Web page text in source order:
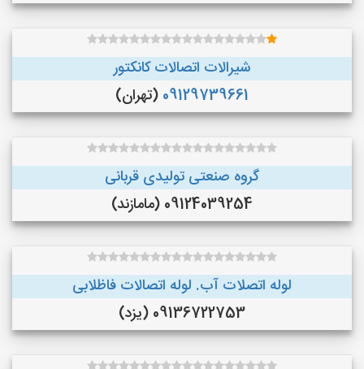
شیرالات اتصالات کانکتور
09129739661 (تهران)
گروه صنعتی تولیدی قربانی
09124039254 (مامازند)
لوله اتصلات آب. لوله اتصالات فاظلابی
09136722753 (یزد)